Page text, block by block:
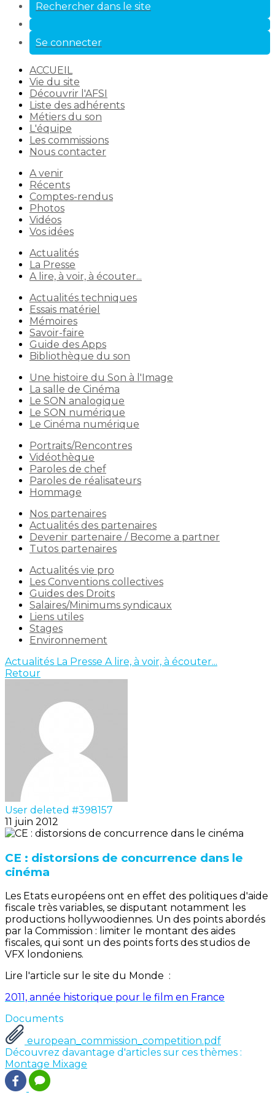
Rechercher dans le site
Se connecter
ACCUEIL
Vie du site
Découvrir l'AFSI
Liste des adhérents
Métiers du son
L'équipe
Les commissions
Nous contacter
A venir
Récents
Comptes-rendus
Photos
Vidéos
Vos idées
Actualités
La Presse
A lire, à voir, à écouter...
Actualités techniques
Essais matériel
Mémoires
Savoir-faire
Guide des Apps
Bibliothèque du son
Une histoire du Son à l'Image
La salle de Cinéma
Le SON analogique
Le SON numérique
Le Cinéma numérique
Portraits/Rencontres
Vidéothèque
Paroles de chef
Paroles de réalisateurs
Hommage
Nos partenaires
Actualités des partenaires
Devenir partenaire / Become a partner
Tutos partenaires
Actualités vie pro
Les Conventions collectives
Guides des Droits
Salaires/Minimums syndicaux
Liens utiles
Stages
Environnement
Actualités La Presse A lire, à voir, à écouter...
Retour
User deleted #398157
11 juin 2012
CE : distorsions de concurrence dans le
cinéma
Les Etats européens ont en effet des politiques d'aide
fiscale très variables, se disputant notamment les
productions hollywoodiennes. Un des points abordés
par la Commission : limiter le montant des aides
fiscales, qui sont un des points forts des studios de
VFX londoniens.
Lire l'article sur le site du Monde :
2011, année historique pour le film en France
Documents
european_commission_competition.pdf
Découvrez davantage d'articles sur ces thèmes :
Montage Mixage